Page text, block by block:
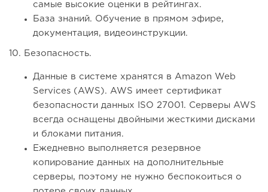
самые высокие оценки в рейтингах.
База знаний. Обучение в прямом эфире,
документация, видеоинструкции.
10. Безопасность.
Данные в системе хранятся в Amazon Web
Services (AWS). AWS имеет сертификат
безопасности данных ISO 27001. Серверы AWS
всегда оснащены двойными жесткими дисками
и блоками питания.
Ежедневно выполняется резервное
копирование данных на дополнительные
серверы, поэтому не нужно беспокоиться о